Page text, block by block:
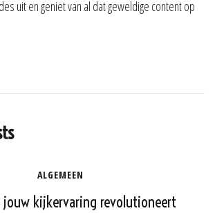
uit en geniet van al dat geweldige content op
ALGEMEEN
jouw kijkervaring revolutioneert